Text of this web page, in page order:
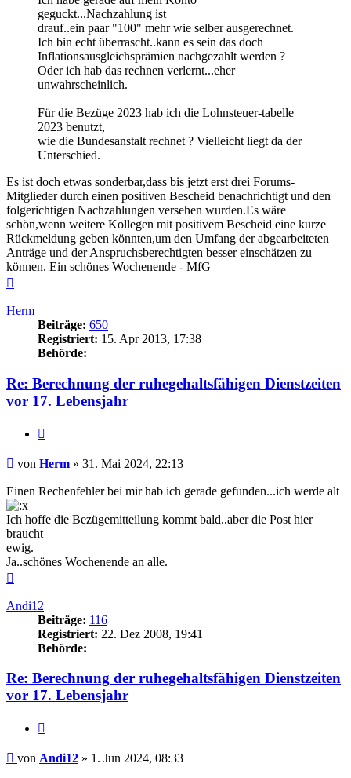
geguckt...Nachzahlung ist
drauf..ein paar "100" mehr wie selber ausgerechnet.
Ich bin echt überrascht..kann es sein das doch
Inflationsausgleichsprämien nachgezahlt werden ?
Oder ich hab das rechnen verlernt...eher
unwahrscheinlich.
Für die Bezüge 2023 hab ich die Lohnsteuer-tabelle
2023 benutzt,
wie die Bundesanstalt rechnet ? Vielleicht liegt da der
Unterschied.
Es ist doch etwas sonderbar,dass bis jetzt erst drei Forums-
Mitglieder durch einen positiven Bescheid benachrichtigt und den
folgerichtigen Nachzahlungen versehen wurden.Es wäre
schön,wenn weitere Kollegen mit positivem Bescheid eine kurze
Rückmeldung geben könnten,um den Umfang der abgearbeiteten
Anträge und der Anspruchsberechtigten besser einschätzen zu
können. Ein schönes Wochenende - MfG
Herm
Beiträge: 650
Registriert: 15. Apr 2013, 17:38
Behörde:
Re: Berechnung der ruhegehaltsfähigen Dienstzeiten
vor 17. Lebensjahr
Beitrag
von Herm » 31. Mai 2024, 22:13
Einen Rechenfehler bei mir hab ich gerade gefunden...ich werde alt
Ich hoffe die Bezügemitteilung kommt bald..aber die Post hier
braucht
ewig.
Ja..schönes Wochenende an alle.
Andi12
Beiträge: 116
Registriert: 22. Dez 2008, 19:41
Behörde:
Re: Berechnung der ruhegehaltsfähigen Dienstzeiten
vor 17. Lebensjahr
Beitrag
von Andi12 » 1. Jun 2024, 08:33